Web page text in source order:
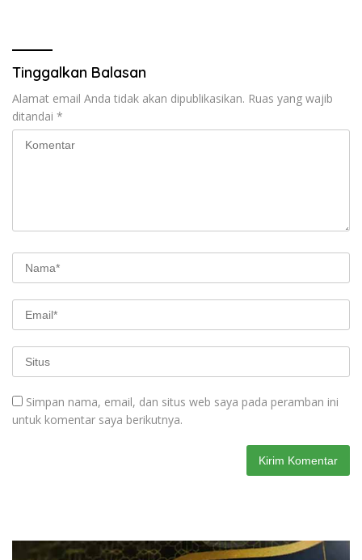
Tinggalkan Balasan
Alamat email Anda tidak akan dipublikasikan. Ruas yang wajib
ditandai *
Simpan nama, email, dan situs web saya pada peramban ini
untuk komentar saya berikutnya.